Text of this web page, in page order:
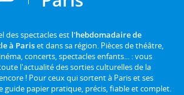
des spectacles est l'hebdomadaire de
à Pariset dans sa région. Pièces de théâtre,
concerts, spectacles enfants... : vous
l'actualité des sorties culturelles de la
! Pour ceux qui sortent à Paris et ses
guide papier pratique, précis, fiable et complet.